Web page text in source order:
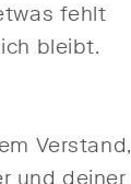
fehlt
bleibt.
Verstand,
und deiner